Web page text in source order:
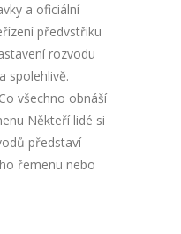
a oficiální
předvstřiku
rozvodu
spolehlivě.
všechno obnáší
Někteří lidé si
představí
řemenu nebo